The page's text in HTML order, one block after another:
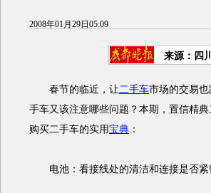
2008年01月29日05:09
来源：四
春节的临近，让二手车市场的交易
手车又该注意哪些问题？本期，置信精
购买二手车的实用宝典 ：
电池：看接线处的清洁和连接是否紧